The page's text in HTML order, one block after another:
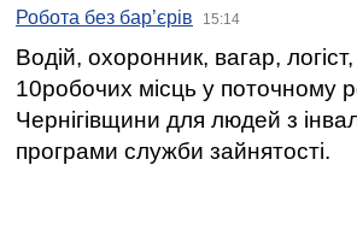
Робота без бар’єрів 15:14
Водій, охоронник, вагар,
10робочих місць у поточному
Чернігівщини для людей з
програми служби зайнятості.